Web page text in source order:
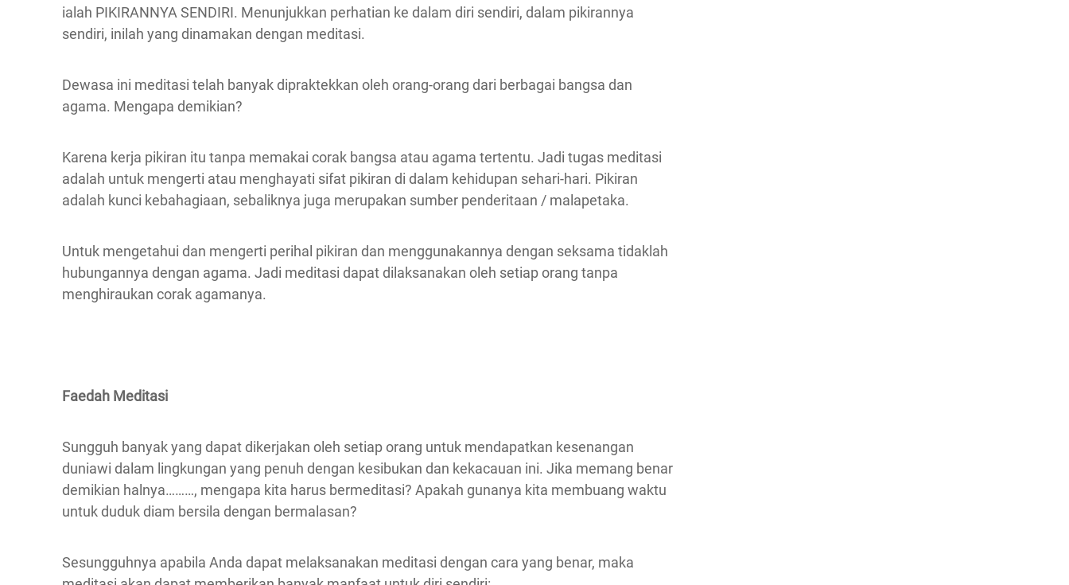
ialah PIKIRANNYA SENDIRI. Menunjukkan perhatian ke dalam diri sendiri, dalam pikirannya
sendiri, inilah yang dinamakan dengan meditasi.
Dewasa ini meditasi telah banyak dipraktekkan oleh orang-orang dari berbagai bangsa dan
agama. Mengapa demikian?
Karena kerja pikiran itu tanpa memakai corak bangsa atau agama tertentu. Jadi tugas meditasi
adalah untuk mengerti atau menghayati sifat pikiran di dalam kehidupan sehari-hari. Pikiran
adalah kunci kebahagiaan, sebaliknya juga merupakan sumber penderitaan / malapetaka.
Untuk mengetahui dan mengerti perihal pikiran dan menggunakannya dengan seksama tidaklah
hubungannya dengan agama. Jadi meditasi dapat dilaksanakan oleh setiap orang tanpa
menghiraukan corak agamanya.
Faedah Meditasi
Sungguh banyak yang dapat dikerjakan oleh setiap orang untuk mendapatkan kesenangan
duniawi dalam lingkungan yang penuh dengan kesibukan dan kekacauan ini. Jika memang benar
demikian halnya………, mengapa kita harus bermeditasi? Apakah gunanya kita membuang waktu
untuk duduk diam bersila dengan bermalasan?
Sesungguhnya apabila Anda dapat melaksanakan meditasi dengan cara yang benar, maka